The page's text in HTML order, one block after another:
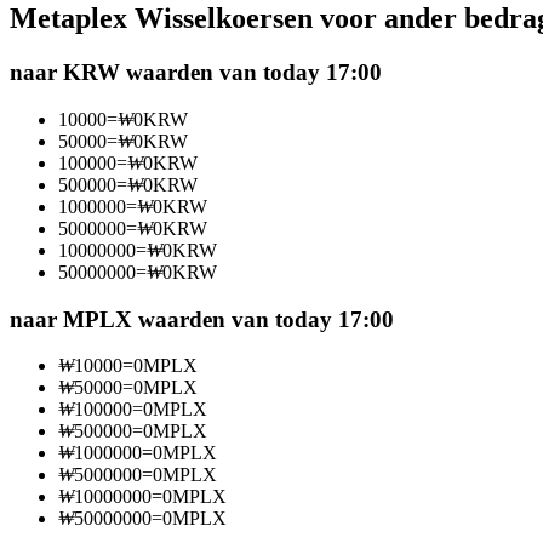
Futures met USDC als onderpand
Kopiëren Handel
Sluit je aan bij top traders
Metaplex Wisselkoersen voor ander
naar KRW waarden van today 17:00
10000=₩0KRW
50000=₩0KRW
100000=₩0KRW
500000=₩0KRW
1000000=₩0KRW
5000000=₩0KRW
10000000=₩0KRW
50000000=₩0KRW
naar MPLX waarden van today 17:00
₩10000=0MPLX
₩50000=0MPLX
₩100000=0MPLX
₩500000=0MPLX
₩1000000=0MPLX
₩5000000=0MPLX
₩10000000=0MPLX
₩50000000=0MPLX